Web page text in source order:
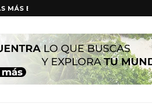
MÁS BUSCADAS Y SUS BENEFICIOS